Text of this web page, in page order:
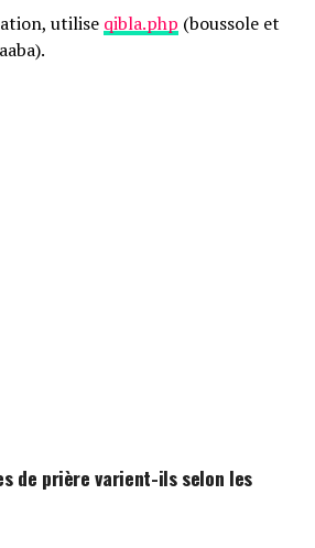
utilise qibla.php (boussole et
de prière varient-ils selon les